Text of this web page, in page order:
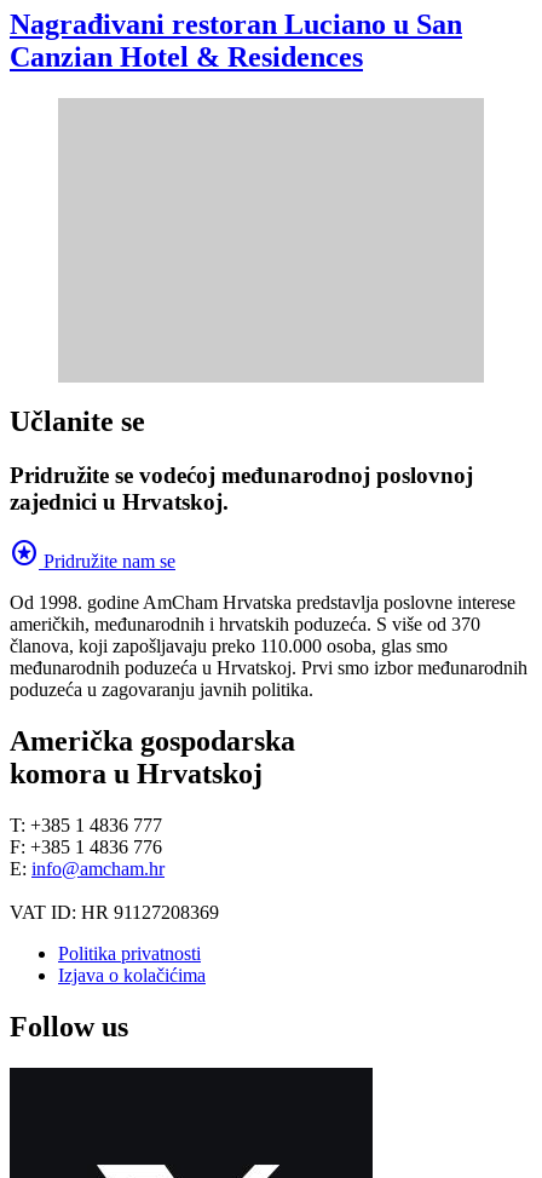
Nagrađivani restoran Luciano u San
Canzian Hotel & Residences
Učlanite se
Pridružite se vodećoj međunarodnoj poslovnoj
zajednici u Hrvatskoj.
stars Pridružite nam se
Od 1998. godine AmCham Hrvatska predstavlja poslovne interese
američkih, međunarodnih i hrvatskih poduzeća. S više od 370
članova, koji zapošljavaju preko 110.000 osoba, glas smo
međunarodnih poduzeća u Hrvatskoj. Prvi smo izbor međunarodnih
poduzeća u zagovaranju javnih politika.
Američka gospodarska
komora u Hrvatskoj
T: +385 1 4836 777
F: +385 1 4836 776
E: info@amcham.hr
VAT ID: HR 91127208369
Politika privatnosti
Izjava o kolačićima
Follow us